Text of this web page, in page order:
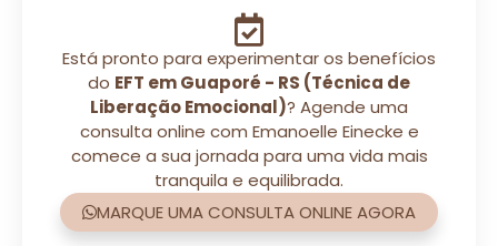
Está pronto para experimentar os benefícios
do EFT em Guaporé - RS (Técnica de
Liberação Emocional)? Agende uma
consulta online com Emanoelle Einecke e
comece a sua jornada para uma vida mais
tranquila e equilibrada.
MARQUE UMA CONSULTA ONLINE AGORA